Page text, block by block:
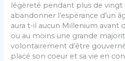
légèreté pendant plus de vingt
abandonner l’espérance d’un
aura t-il aucun Millenium avant
ou au moins une grande
volontairement d’être
placé son coeur et sa vie en